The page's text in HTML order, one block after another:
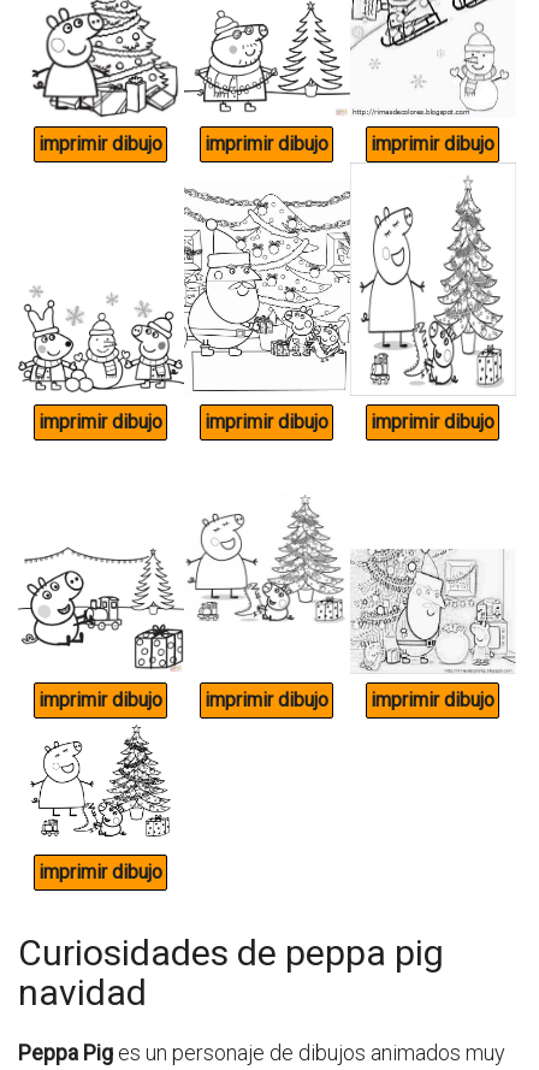
Curiosidades de peppa pig
navidad
Peppa Pig es un personaje de dibujos animados muy